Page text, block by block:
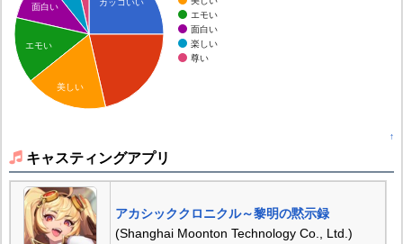
エモい
面白い
楽しい
尊い
カッコいい
面白い
エモい
美しい
↑
キャスティングアプリ
アカシッククロニクル～黎明の黙示録
(Shanghai Moonton Technology Co., Ltd.)